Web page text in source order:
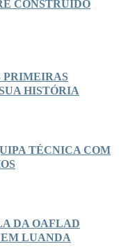
CONSTRUÍDO
PRIMEIRAS
HISTÓRIA
TÉCNICA COM
DA OAFLAD
LUANDA